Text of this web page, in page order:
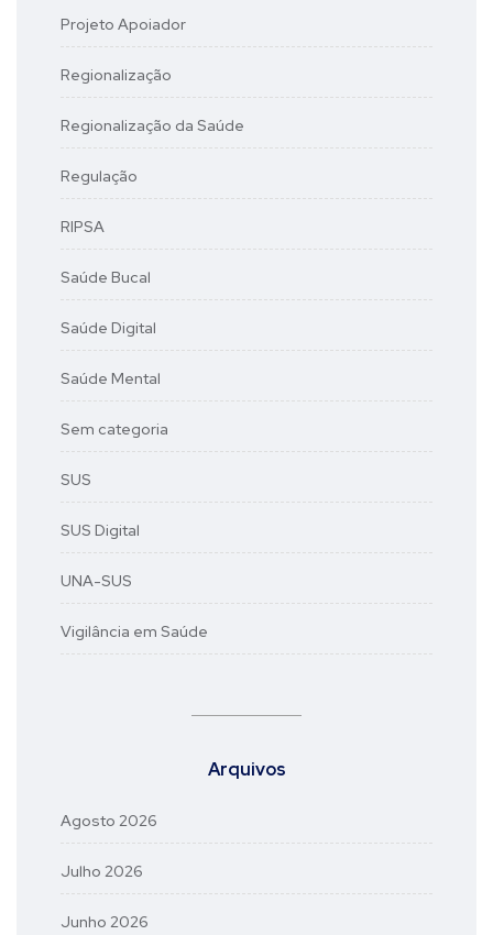
Projeto Apoiador
Regionalização
Regionalização da Saúde
Regulação
RIPSA
Saúde Bucal
Saúde Digital
Saúde Mental
Sem categoria
SUS
SUS Digital
UNA-SUS
Vigilância em Saúde
Arquivos
Agosto 2026
Julho 2026
Junho 2026